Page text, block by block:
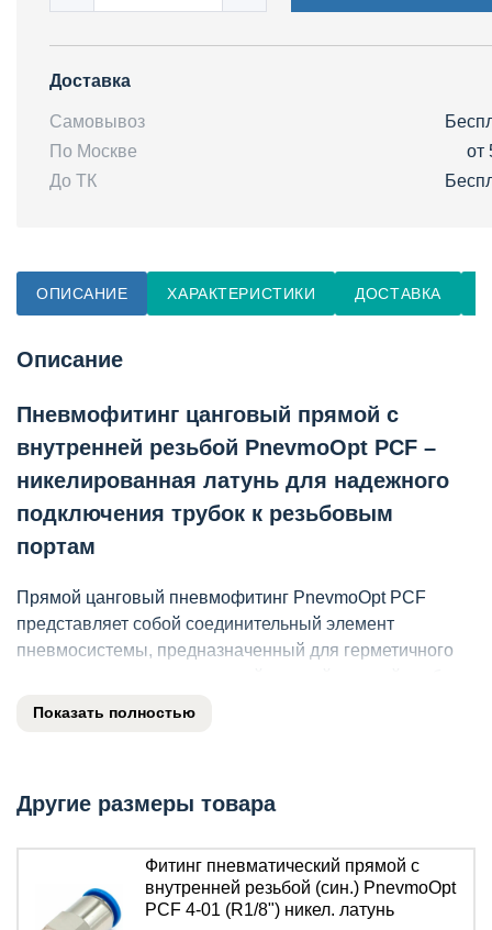
Доставка
Самовывоз
По Москве
от
До ТК
ОПИСАНИЕ ХАРАКТЕРИСТИКИ ДОСТАВКА
Описание
Пневмофитинг цанговый прямой с
внутренней резьбой PnevmoOpt PCF –
никелированная латунь для надежного
подключения трубок к резьбовым
портам
Прямой цанговый пневмофитинг PnevmoOpt PCF
представляет собой соединительный элемент
пневмосистемы, предназначенный для герметичного
резьбовому порту оборудования, имеющему наружную
соединение пневматической линии с аппаратурой.
проектировщиками, специалистами КИПиА и
монтажниками при сборке систем индустриальной
пневматики. Герметичное подключение обеспечивается
Показать полностью
Другие размеры товара
Фитинг пневматический прямой с
внутренней резьбой (син.) PnevmoOpt
PCF 4-01 (R1/8") никел. латунь